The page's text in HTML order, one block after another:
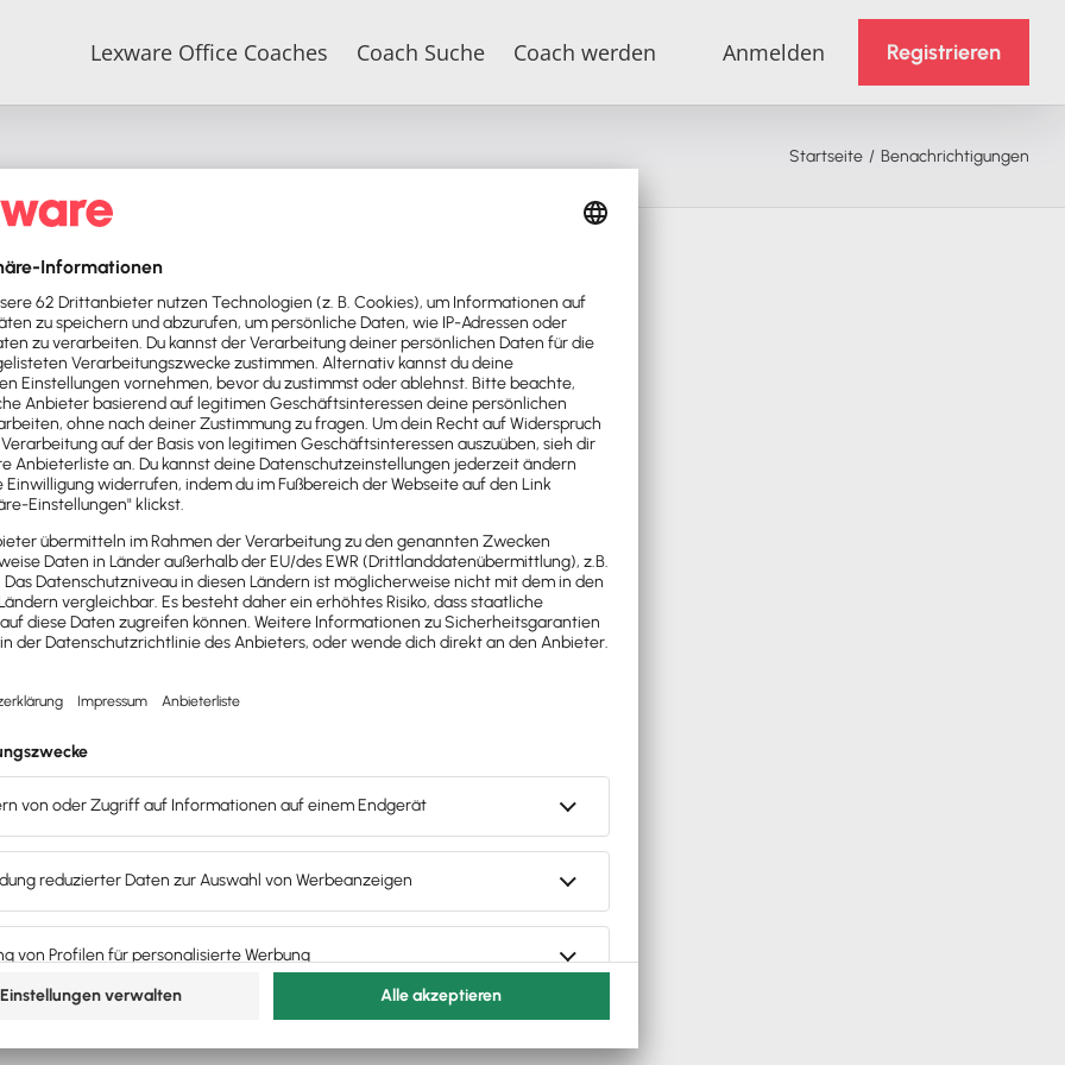
Lexware Office Coaches Coach Suche Coach werden Anmelden Registrieren
Startseite Benachrichtigungen